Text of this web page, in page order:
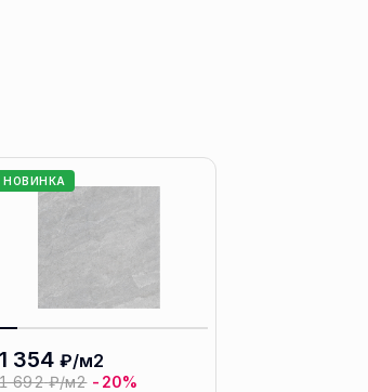
НОВИНКА
1 354 ₽/м2
1 692 ₽/м2 -20%